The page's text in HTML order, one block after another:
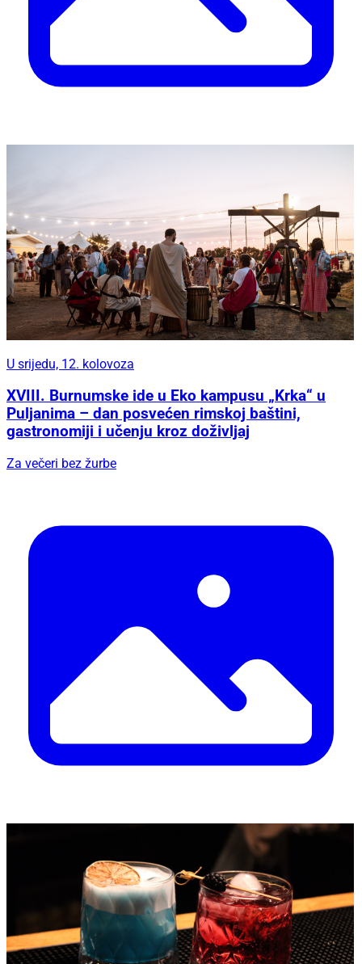
U srijedu, 12. kolovoza
XVIII. Burnumske ide u Eko kampusu „Krka“ u
Puljanima – dan posvećen rimskoj baštini,
gastronomiji i učenju kroz doživljaj
Za večeri bez žurbe